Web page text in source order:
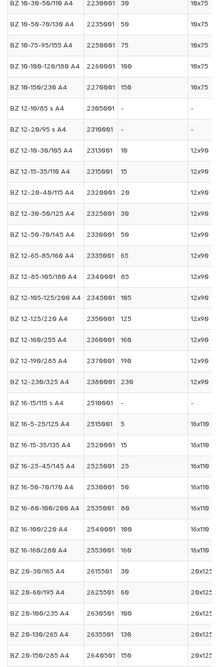
BZ 10-30-50/110 A4 2230001 30 10x75
BZ 10-50-70/130 A4 2235001 50 10x75
BZ 10-75-95/155 A4 2250001 75 10x75
BZ 10-100-120/180 A4 2260001 100 10x75
BZ 10-150/230 A4 2270001 150 10x75
BZ 12-10/85 s A4 2305001 - -
BZ 12-20/95 s A4 2310001 - -
BZ 12-10-30/105 A4 2313001 10 12x90
BZ 12-15-35/110 A4 2315001 15 12x90
BZ 12-20-40/115 A4 2320001 20 12x90
BZ 12-30-50/125 A4 2325001 30 12x90
BZ 12-50-70/145 A4 2330001 50 12x90
BZ 12-65-85/160 A4 2335001 65 12x90
BZ 12-85-105/180 A4 2340001 85 12x90
BZ 12-105-125/200 A4 2345001 105 12x90
BZ 12-125/220 A4 2350001 125 12x90
BZ 12-160/255 A4 2360001 160 12x90
BZ 12-190/285 A4 2370001 190 12x90
BZ 12-230/325 A4 2380001 230 12x90
BZ 16-15/115 s A4 2510001 - -
BZ 16-5-25/125 A4 2515001 5 16x110
BZ 16-15-35/135 A4 2520001 15 16x110
BZ 16-25-45/145 A4 2525001 25 16x110
BZ 16-50-70/170 A4 2530001 50 16x110
BZ 16-80-100/200 A4 2535001 80 16x110
BZ 16-100/220 A4 2540001 100 16x110
BZ 16-160/280 A4 2553001 160 16x110
BZ 20-30/165 A4 2615501 30 20x125
BZ 20-60/195 A4 2625501 60 20x125
BZ 20-100/235 A4 2630501 100 20x125
BZ 20-130/265 A4 2635501 130 20x125
BZ 20-150/285 A4 2640501 150 20x125